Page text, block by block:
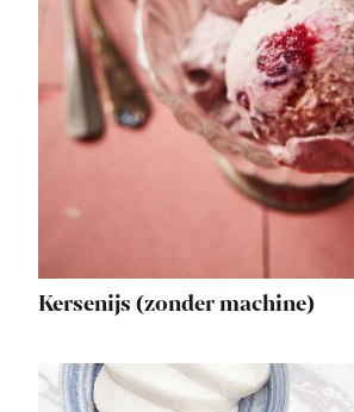
Kersenijs (zonder machine)